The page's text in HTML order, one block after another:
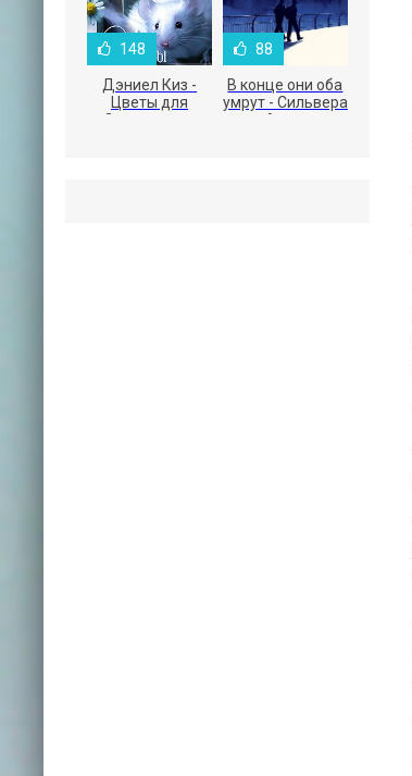
148
Дэниел Киз -
Цветы для
Элджернона
88
В конце они оба
умрут - Сильвера
Адам